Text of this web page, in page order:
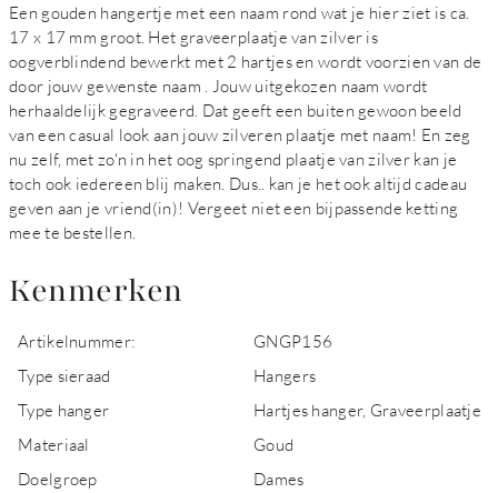
Een gouden hangertje met een naam rond wat je hier ziet is ca.
17 x 17 mm groot. Het graveerplaatje van zilver is
oogverblindend bewerkt met 2 hartjes en wordt voorzien van de
door jouw gewenste naam . Jouw uitgekozen naam wordt
herhaaldelijk gegraveerd. Dat geeft een buiten gewoon beeld
van een casual look aan jouw zilveren plaatje met naam! En zeg
nu zelf, met zo'n in het oog springend plaatje van zilver kan je
toch ook iedereen blij maken. Dus.. kan je het ook altijd cadeau
geven aan je vriend(in)! Vergeet niet een bijpassende ketting
mee te bestellen.
Kenmerken
Artikelnummer:
GNGP156
Type sieraad
Hangers
Type hanger
Hartjes hanger, Graveerplaatje
Materiaal
Goud
Doelgroep
Dames